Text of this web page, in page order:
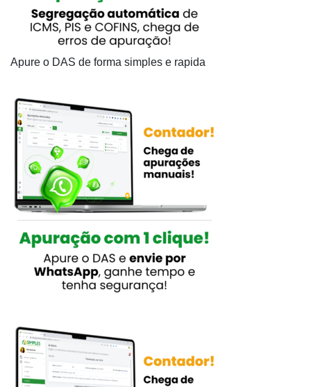
Apure o DAS de forma simples e rapida